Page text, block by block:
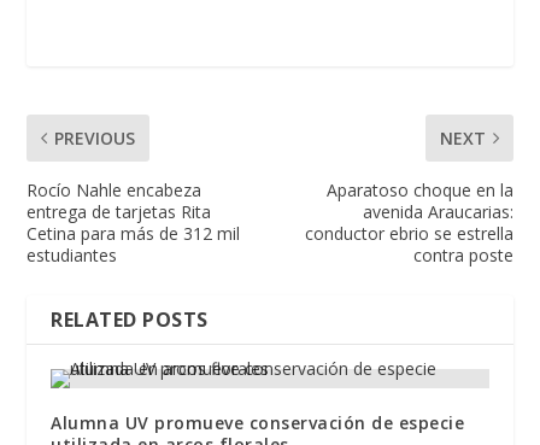
PREVIOUS
Rocío Nahle encabeza
entrega de tarjetas Rita
Cetina para más de 312 mil
estudiantes
NEXT
Aparatoso choque en la
avenida Araucarias:
conductor ebrio se estrella
contra poste
RELATED POSTS
Alumna UV promueve conservación de especie